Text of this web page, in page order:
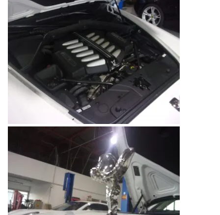
電話・メールなどのご連絡方法意外にも、オンラインで
のご相談も可能です。
お問い合わせフォームにて、オンラインでのご連絡をご
希望ください。